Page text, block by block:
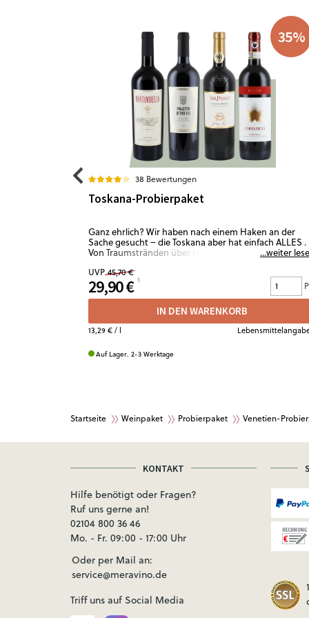
35%
38 Bewertungen
Toskana-Probierpaket
Ganz ehrlich? Wir haben nach einem Haken an der
Sache gesucht – die Toskana aber hat einfach ALLES .
Von Traumstränden über romantische Gässchen bis
natürlich auch in kulinarischer Hinsicht, in Sachen
Gastfreundschaft und Musik. Kein Wunder, dass auch
der Wein von hier ein ganz neues Italiengefühl ins Glas
bringt. Mit dem Toskana-Probierpaket spürst du das
hautnah. Drei feine Weine direkt aus der toskanischen
Natur , zum Teilen mit deinen Besten oder für
entspannte Solomomente auf dem Balkon. Dass es
...weiter
UVP 45,70 €
29,90 €
IN DEN WARENKORB
13,29 €/ l
Auf Lager. 2-3 Werktage
Startseite Weinpaket Probierpaket Venetien-
KONTAKT
Hilfe benötigt oder Fragen?
Ruf uns gerne an!
02104 800 36 46
Mo. - Fr. 09:00 - 17:00 Uhr
Oder per Mail an:
service@meravino.de
Triff uns auf Social Media